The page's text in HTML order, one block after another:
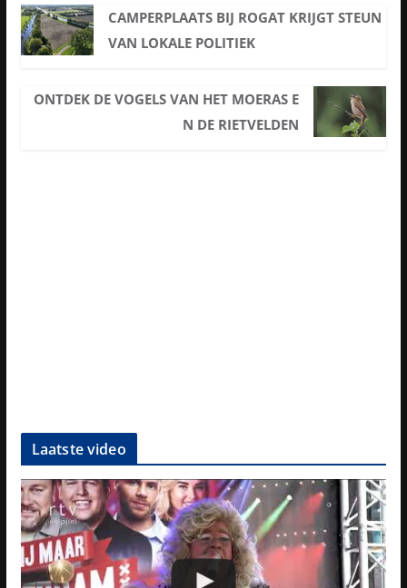
CAMPERPLAATS BIJ ROGAT KRIJGT STEUN
VAN LOKALE POLITIEK
ONTDEK DE VOGELS VAN HET MOERAS E
N DE RIETVELDEN
Laatste video